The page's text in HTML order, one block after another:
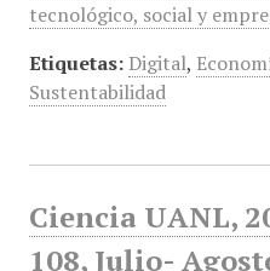
tecnológico, social y
Etiquetas: Digital,
Sustentabilidad
Ciencia UANL,
108, Julio-